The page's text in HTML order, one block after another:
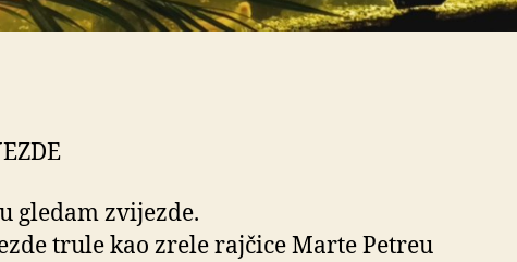
gledam zvijezde.
trule kao zrele rajčice Marte Petreu